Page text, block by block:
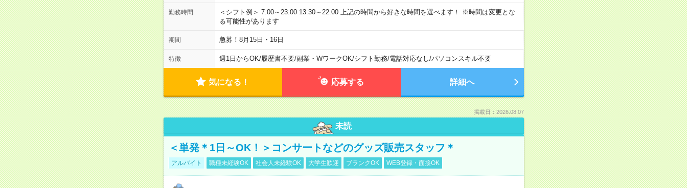
勤務時間
＜シフト例＞ 7:00～23:00 13:30～22:00 上記の時間から好きな時間を選べます！ ※時間は変更とな
る可能性があります
期間 急募！8月15日・16日
特徴 週1日からOK/履歴書不要/副業・WワークOK/シフト勤務/電話対応なし/パソコンスキル不要
気になる！ 応募する 詳細へ
掲載日：2026.08.07
未読
＜単発＊1日～OK！＞コンサートなどのグッズ販売スタッフ＊
アルバイト 職種未経験OK 社会人未経験OK 大学生歓迎 ブランクOK WEB登録・面接OK